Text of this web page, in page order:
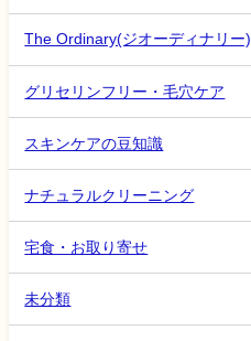
The Ordinary(ジオーディナリー)
グリセリンフリー・毛穴ケア
スキンケアの豆知識
ナチュラルクリーニング
宅食・お取り寄せ
未分類